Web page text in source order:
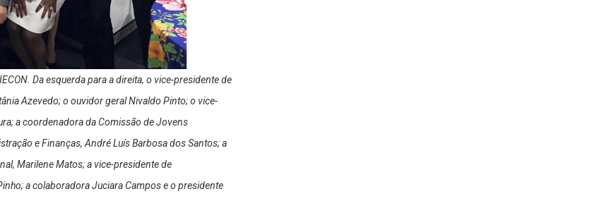
Da esquerda para a direita, o vice-presidente de
Azevedo; o ouvidor geral Nivaldo Pinto; o vice-
a coordenadora da Comissão de Jovens
e Finanças, André Luís Barbosa dos Santos; a
Marilene Matos; a vice-presidente de
a colaboradora Juciara Campos e o presidente